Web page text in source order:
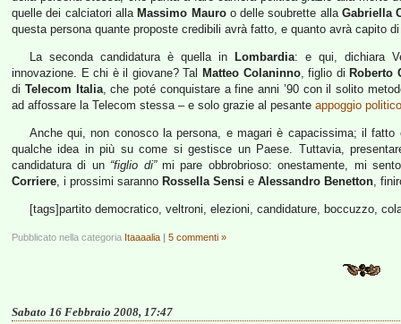
quelle dei calciatori alla Massimo Mauro o delle soubrette allaGabriella
questa persona quante proposte credibili avrà fatto, e quanto avrà capito
La seconda candidatura è quella in Lombardia: e qui, dichiara
innovazione. E chi è il giovane? Tal Matteo Colaninno, figlio di Roberto
di Telecom Italia, che poté conquistare a fine anni ’90 con il solito
ad affossare la Telecom stessa – e solo grazie al pesante appoggio
Anche qui, non conosco la persona, e magari è capacissima; il
qualche idea in più su come si gestisce un Paese. Tuttavia,
candidatura di un “figlio di”mi pare obbrobrioso: onestamente, mi
Corriere, i prossimi saranno Rossella Sensi e Alessandro Benetton,
[tags]partito democratico, veltroni, elezioni, candidature, boccuzzo,
Pubblicato nella categoria Itaaaalia | 5 commenti »
Sabato 16 Febbraio 2008, 17:47